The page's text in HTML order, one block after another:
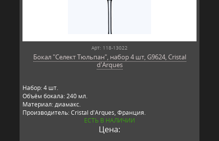
Арт: 118-13022
Бокал "Селект Тюльпан", набор 4 шт, G9624, Cristal
d'Arques
Набор: 4 шт.
Объём бокала: 240 мл.
Материал: диамакс.
Производитель: Cristal d'Arques, Франция.
ЕСТЬ В НАЛИЧИИ
Цена: